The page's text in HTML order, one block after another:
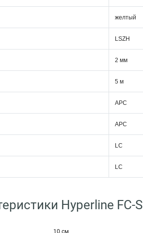
желтый
LSZH
2 мм
5 м
APC
APC
LC
LC
Hyperline FC-
10 см